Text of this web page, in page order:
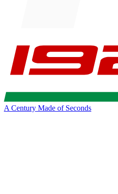
A Century Made of Seconds